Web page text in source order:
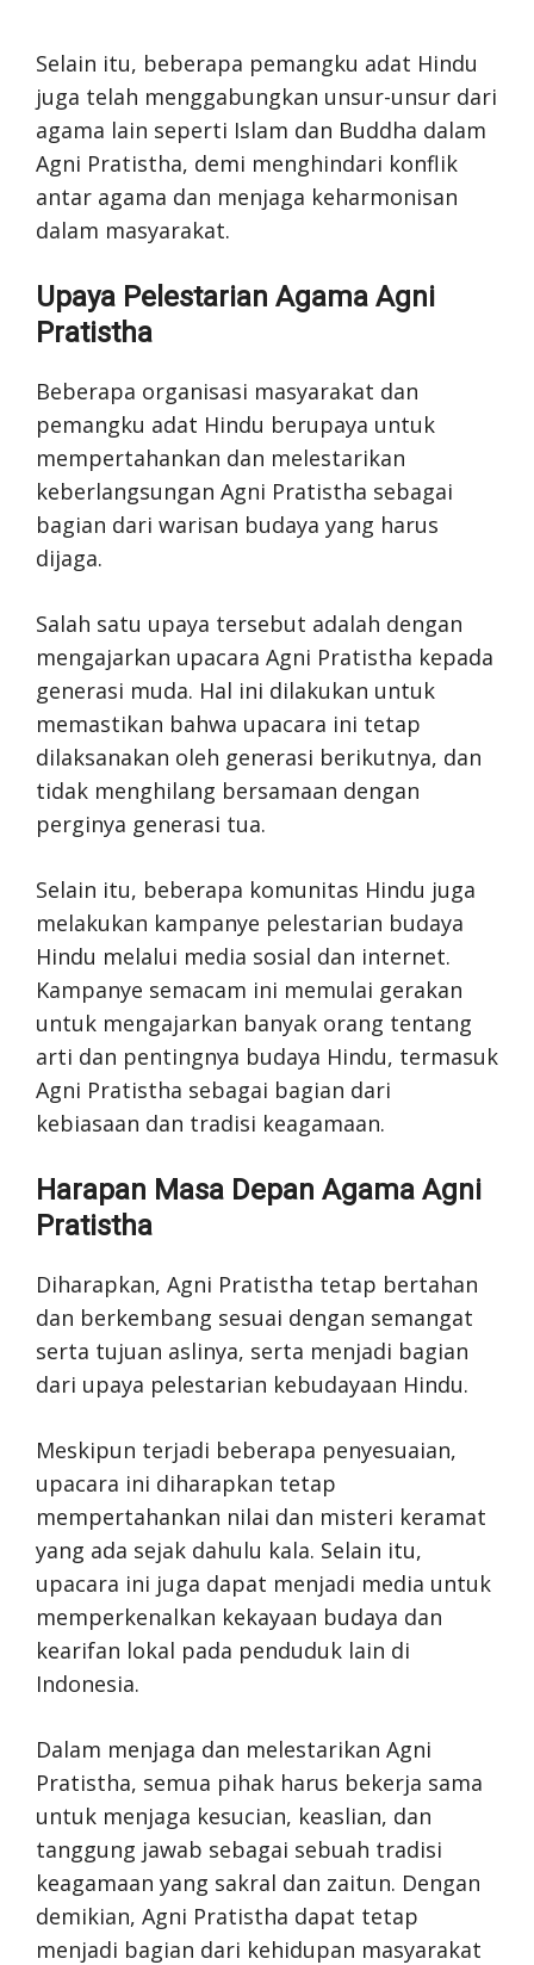
Selain itu, beberapa pemangku adat Hindu
juga telah menggabungkan unsur-unsur dari
agama lain seperti Islam dan Buddha dalam
Agni Pratistha, demi menghindari konflik
antar agama dan menjaga keharmonisan
dalam masyarakat.
Upaya Pelestarian Agama Agni
Pratistha
Beberapa organisasi masyarakat dan
pemangku adat Hindu berupaya untuk
mempertahankan dan melestarikan
keberlangsungan Agni Pratistha sebagai
bagian dari warisan budaya yang harus
dijaga.
Salah satu upaya tersebut adalah dengan
mengajarkan upacara Agni Pratistha kepada
generasi muda. Hal ini dilakukan untuk
memastikan bahwa upacara ini tetap
dilaksanakan oleh generasi berikutnya, dan
tidak menghilang bersamaan dengan
perginya generasi tua.
Selain itu, beberapa komunitas Hindu juga
melakukan kampanye pelestarian budaya
Hindu melalui media sosial dan internet.
Kampanye semacam ini memulai gerakan
untuk mengajarkan banyak orang tentang
arti dan pentingnya budaya Hindu, termasuk
Agni Pratistha sebagai bagian dari
kebiasaan dan tradisi keagamaan.
Harapan Masa Depan Agama Agni
Pratistha
Diharapkan, Agni Pratistha tetap bertahan
dan berkembang sesuai dengan semangat
serta tujuan aslinya, serta menjadi bagian
dari upaya pelestarian kebudayaan Hindu.
Meskipun terjadi beberapa penyesuaian,
upacara ini diharapkan tetap
mempertahankan nilai dan misteri keramat
yang ada sejak dahulu kala. Selain itu,
upacara ini juga dapat menjadi media untuk
memperkenalkan kekayaan budaya dan
kearifan lokal pada penduduk lain di
Indonesia.
Dalam menjaga dan melestarikan Agni
Pratistha, semua pihak harus bekerja sama
untuk menjaga kesucian, keaslian, dan
tanggung jawab sebagai sebuah tradisi
keagamaan yang sakral dan zaitun. Dengan
demikian, Agni Pratistha dapat tetap
menjadi bagian dari kehidupan masyarakat